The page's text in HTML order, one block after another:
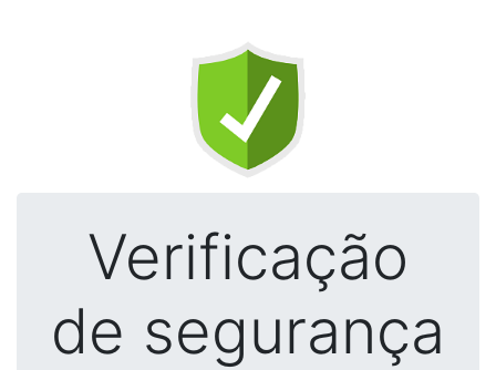
Verificação
de segurança